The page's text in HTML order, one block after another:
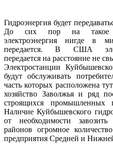
Гидроэнергия будет
До сих пор на такое
электроэнергия нигде в
передается. В США
передается на расстояние не
Электростанции
будут обслуживать
часть которых расположена
хозяйство Заволжья и ряд
строящихся промышленных
Наличие Куйбышевского
от необходимости
районов огромное
предприятия Средней и